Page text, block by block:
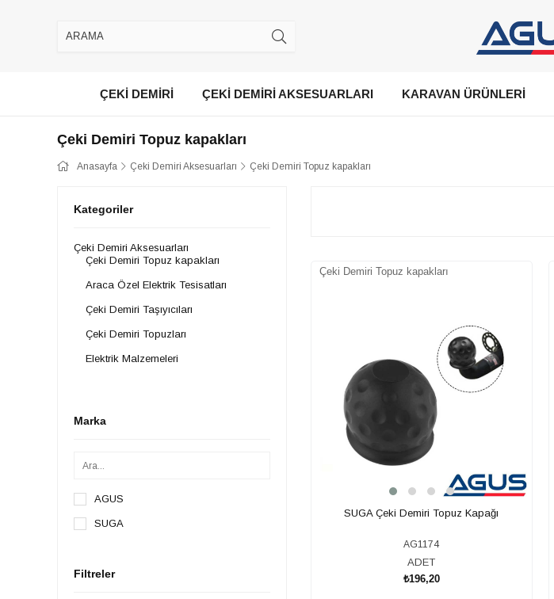
ÇEKİ DEMİRİ ÇEKİ DEMİRİ AKSESUARLARI KARAVAN ÜRÜNLERİ
Çeki Demiri Topuz kapakları
Anasayfa Çeki Demiri Aksesuarları Çeki Demiri Topuz kapakları
Kategoriler
Çeki Demiri Aksesuarları
Çeki Demiri Topuz kapakları
Araca Özel Elektrik Tesisatları
Çeki Demiri Taşıyıcıları
Çeki Demiri Topuzları
Elektrik Malzemeleri
Marka
AGUS
SUGA
Filtreler
Çeki Demiri Topuz kapakları
SUGA Çeki Demiri Topuz Kapağı
AG1174
ADET
₺196,20